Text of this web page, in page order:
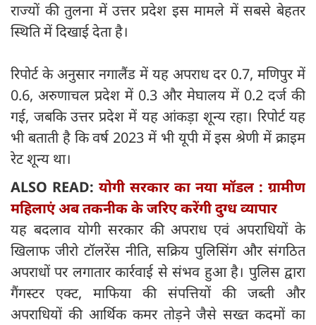
राज्यों की तुलना में उत्तर प्रदेश इस मामले में सबसे बेहतर
स्थिति में दिखाई देता है।
रिपोर्ट के अनुसार नगालैंड में यह अपराध दर 0.7, मणिपुर में
0.6, अरुणाचल प्रदेश में 0.3 और मेघालय में 0.2 दर्ज की
गई, जबकि उत्तर प्रदेश में यह आंकड़ा शून्य रहा। रिपोर्ट यह
भी बताती है कि वर्ष 2023 में भी यूपी में इस श्रेणी में क्राइम
रेट शून्य था।
ALSO READ: योगी सरकार का नया मॉडल : ग्रामीण
महिलाएं अब तकनीक के जरिए करेंगी दुग्ध व्यापार
यह बदलाव योगी सरकार की अपराध एवं अपराधियों के
खिलाफ जीरो टॉलरेंस नीति, सक्रिय पुलिसिंग और संगठित
अपराधों पर लगातार कार्रवाई से संभव हुआ है। पुलिस द्वारा
गैंगस्टर एक्ट, माफिया की संपत्तियों की जब्ती और
अपराधियों की आर्थिक कमर तोड़ने जैसे सख्त कदमों का